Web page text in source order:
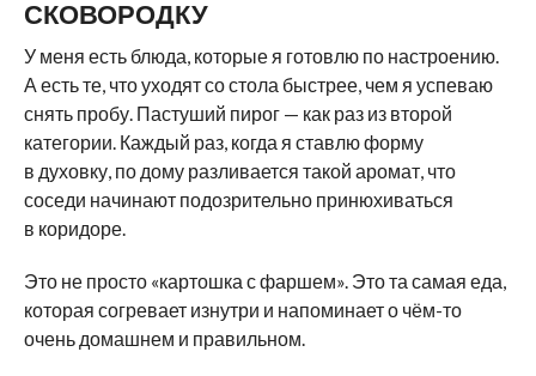
СКОВОРОДКУ
У меня есть блюда, которые я готовлю по настроению.
А есть те, что уходят со стола быстрее, чем я успеваю
снять пробу. Пастуший пирог — как раз из второй
категории. Каждый раз, когда я ставлю форму
в духовку, по дому разливается такой аромат, что
соседи начинают подозрительно принюхиваться
в коридоре.
Это не просто «картошка с фаршем». Это та самая еда,
которая согревает изнутри и напоминает о чём-то
очень домашнем и правильном.